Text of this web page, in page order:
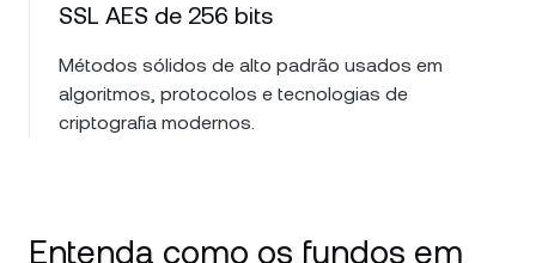
SSL AES de 256 bits
Métodos sólidos de alto padrão usados em
algoritmos, protocolos e tecnologias de
criptografia modernos.
Entenda como os fundos em